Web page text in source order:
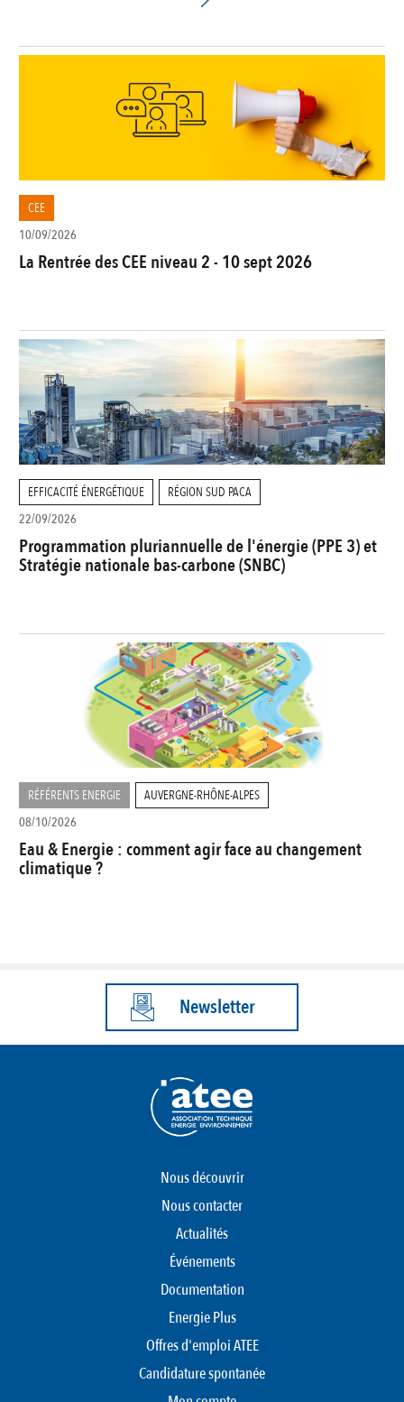
CEE
10/09/2026
La Rentrée des CEE niveau 2 - 10 sept 2026
EFFICACITÉ ÉNERGÉTIQUE
RÉGION SUD PACA
22/09/2026
Programmation pluriannuelle de l'énergie (PPE 3) et
Stratégie nationale bas-carbone (SNBC)
RÉFÉRENTS ENERGIE
AUVERGNE-RHÔNE-ALPES
08/10/2026
Eau & Energie : comment agir face au changement
climatique ?
Newsletter
Nous découvrir
Nous contacter
Actualités
Événements
Documentation
Energie Plus
Offres d'emploi ATEE
Candidature spontanée